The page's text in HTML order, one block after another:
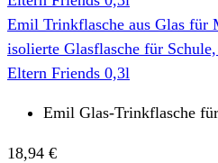
Emil Trinkflasche aus Glas für
isolierte Glasflasche für
Eltern Friends 0,3l
Emil Glas-Trinkflasche
18,94 €